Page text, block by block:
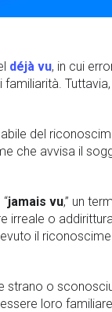
déjà vu, in cui
del
che avvisa il
jamais vu,” un
irreale o
il
strano o
loro